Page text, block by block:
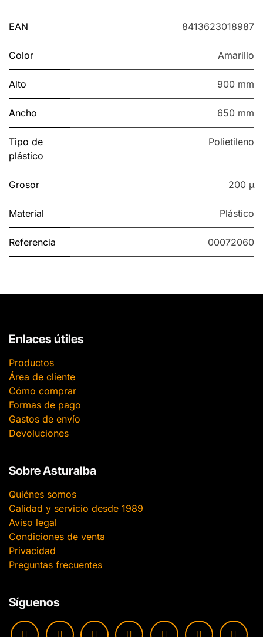
EAN 8413623018987
Color Amarillo
Alto 900 mm
Ancho 650 mm
Tipo de
plástico
Polietileno
Grosor 200 µ
Material Plástico
Referencia 00072060
Enlaces útiles
Productos
Área de cliente
Cómo comprar
Formas de pago
Gastos de envío
Devoluciones
Sobre Asturalba
Quiénes somos
Calidad y servicio desde 1989
Aviso legal
Condiciones de venta
Privacidad
Preguntas frecuentes
Síguenos